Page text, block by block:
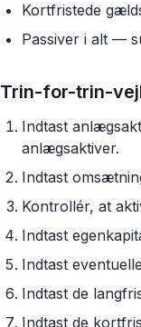
Kortfristede
Passiver i alt —
Trin-for-trin-
Indtast
anlægsaktiver.
Indtast
Kontrollér, at
Indtast
Indtast
Indtast de
Indtast de